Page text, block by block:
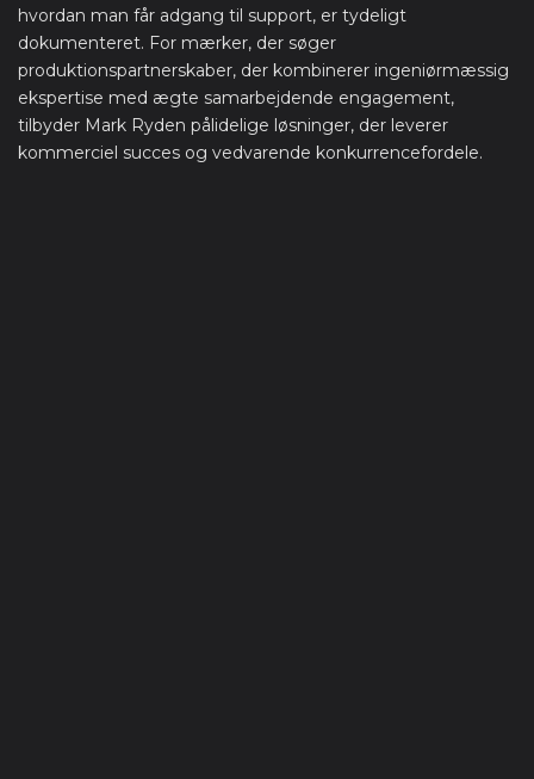
hvordan man får adgang til support, er tydeligt
dokumenteret. For mærker, der søger
produktionspartnerskaber, der kombinerer ingeniørmæssig
ekspertise med ægte samarbejdende engagement,
tilbyder Mark Ryden pålidelige løsninger, der leverer
kommerciel succes og vedvarende konkurrencefordele.